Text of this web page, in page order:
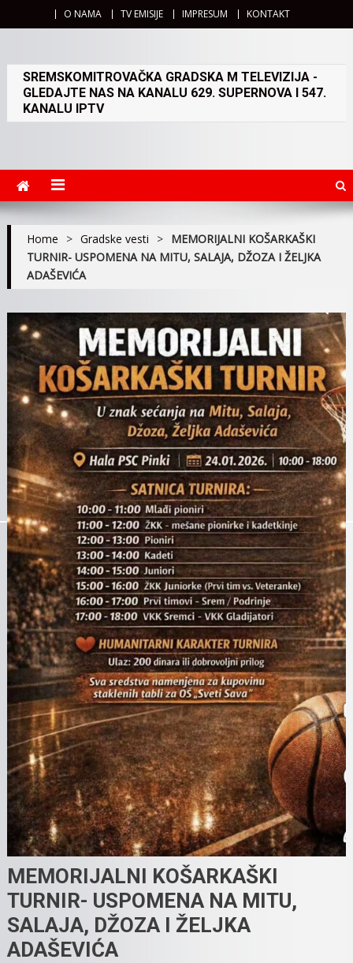
O NAMA TV EMISIJE IMPRESUM KONTAKT
SREMSKOMITROVAČKA GRADSKA M TELEVIZIJA -
GLEDAJTE NAS NA KANALU 629. SUPERNOVA I 547.
KANALU IPTV
Home > Gradske vesti > MEMORIJALNI KOŠARKAŠKI
TURNIR- USPOMENA NA MITU, SALAJA, DŽOZA I ŽELJKA
ADAŠEVIĆA
MEMORIJALNI KOŠARKAŠKI
TURNIR- USPOMENA NA MITU,
SALAJA, DŽOZA I ŽELJKA
ADAŠEVIĆA